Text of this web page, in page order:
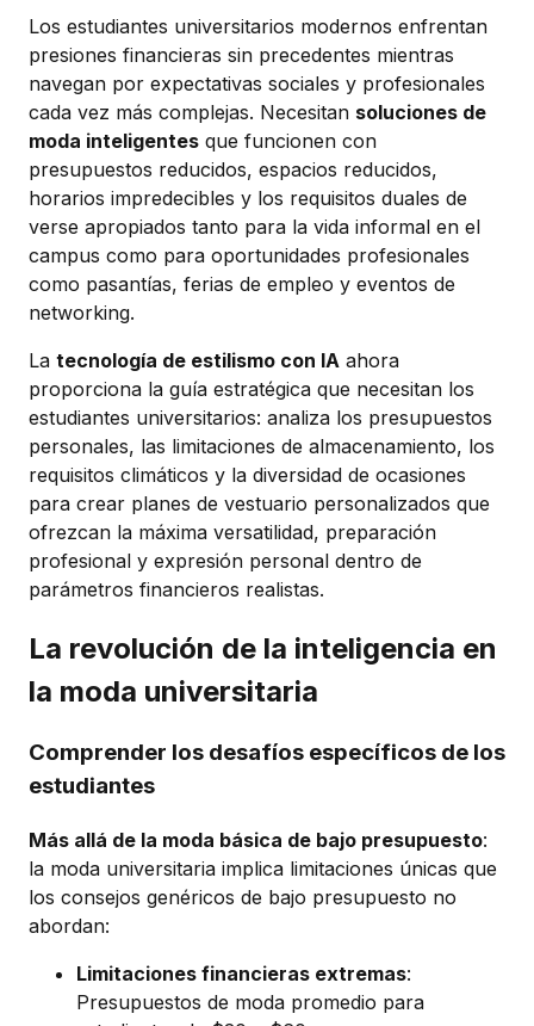
Los estudiantes universitarios modernos enfrentan
presiones financieras sin precedentes mientras
navegan por expectativas sociales y profesionales
cada vez más complejas. Necesitan soluciones de
moda inteligentes que funcionen con
presupuestos reducidos, espacios reducidos,
horarios impredecibles y los requisitos duales de
verse apropiados tanto para la vida informal en el
campus como para oportunidades profesionales
como pasantías, ferias de empleo y eventos de
networking.
La tecnología de estilismo con IA ahora
proporciona la guía estratégica que necesitan los
estudiantes universitarios: analiza los presupuestos
personales, las limitaciones de almacenamiento, los
requisitos climáticos y la diversidad de ocasiones
para crear planes de vestuario personalizados que
ofrezcan la máxima versatilidad, preparación
profesional y expresión personal dentro de
parámetros financieros realistas.
La revolución de la inteligencia en
la moda universitaria
Comprender los desafíos específicos de los
estudiantes
Más allá de la moda básica de bajo presupuesto:
la moda universitaria implica limitaciones únicas que
los consejos genéricos de bajo presupuesto no
abordan:
Limitaciones financieras extremas:
Presupuestos de moda promedio para